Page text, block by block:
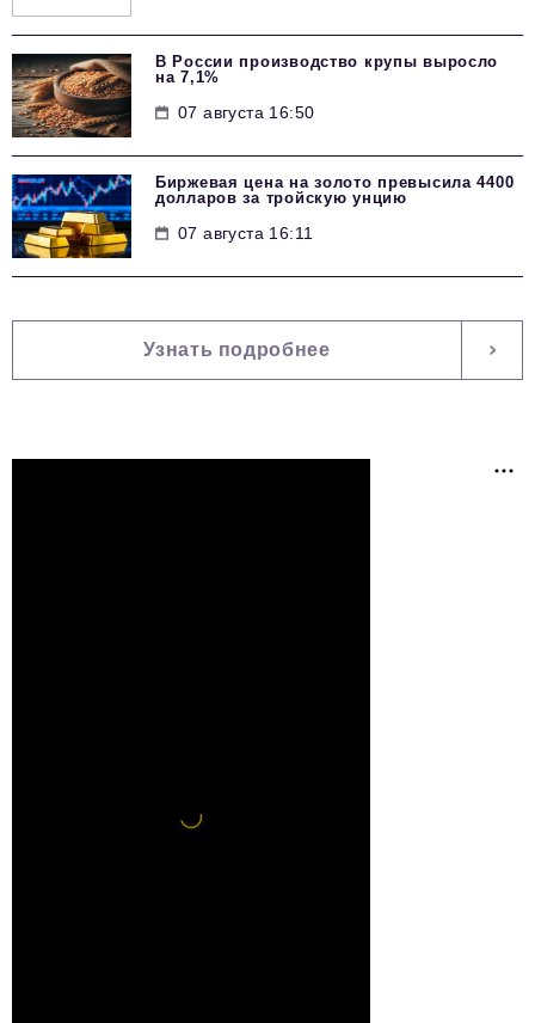
В России производство крупы выросло
на 7,1%
07 августа 16:50
Биржевая цена на золото превысила 4400
долларов за тройскую унцию
07 августа 16:11
Узнать подробнее